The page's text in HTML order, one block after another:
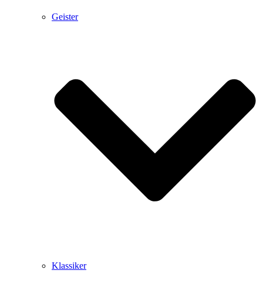
Geister
Klassiker